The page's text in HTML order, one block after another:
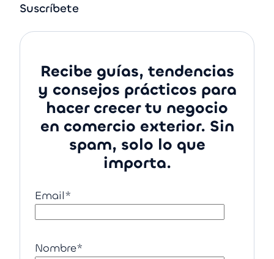
Suscríbete
Recibe guías, tendencias
y consejos prácticos para
hacer crecer tu negocio
en comercio exterior. Sin
spam, solo lo que
importa.
Email*
Nombre*